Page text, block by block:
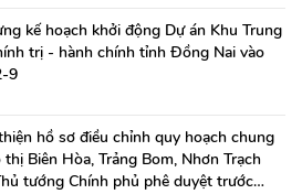
kế hoạch khởi động Dự án Khu Trung
trị - hành chính tỉnh Đồng Nai vào
9
hồ sơ điều chỉnh quy hoạch chung
thị Biên Hòa, Trảng Bom, Nhơn Trạch
tướng Chính phủ phê duyệt trước